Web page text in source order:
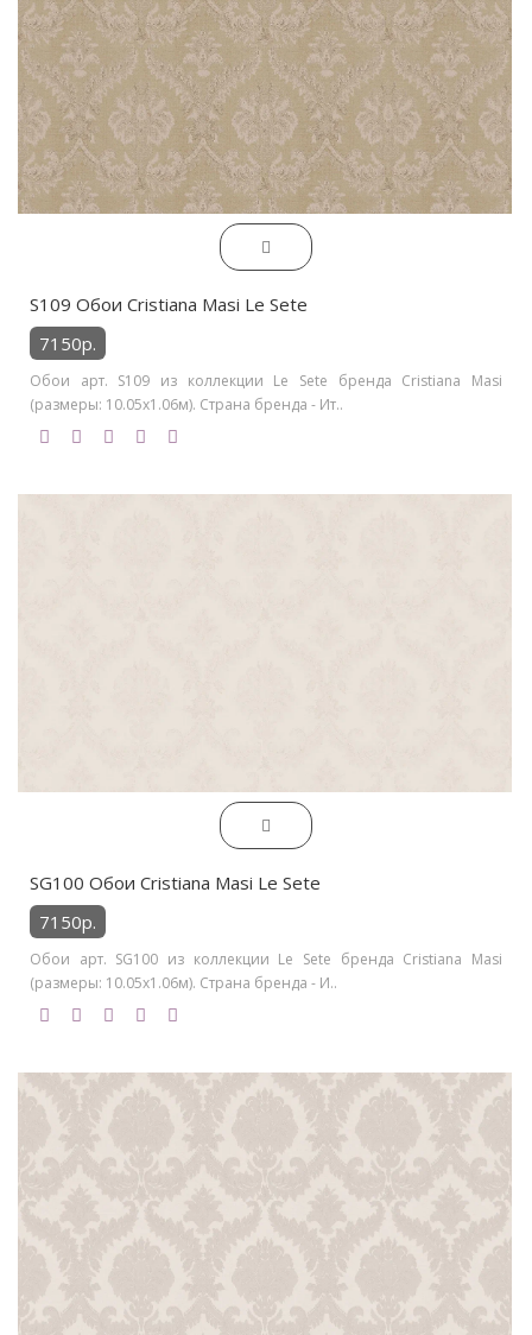
S109 Обои Cristiana Masi Le Sete
7150р.
Обои арт. S109 из коллекции Le Sete бренда Cristiana Masi
(размеры: 10.05х1.06м). Страна бренда - Ит..
SG100 Обои Cristiana Masi Le Sete
7150р.
Обои арт. SG100 из коллекции Le Sete бренда Cristiana Masi
(размеры: 10.05х1.06м). Страна бренда - И..